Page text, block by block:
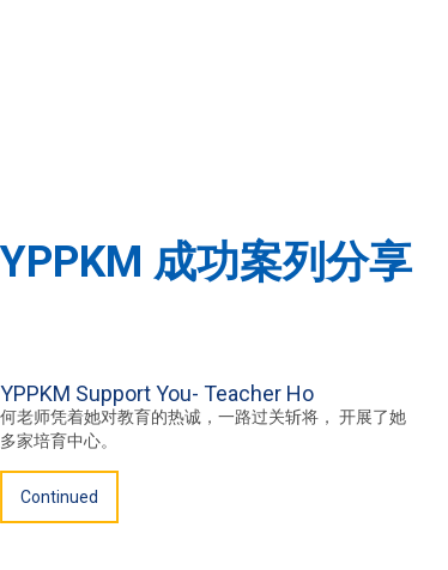
YPPKM 成功案列分享
YPPKM Support You- Teacher Ho
何老师凭着她对教育的热诚，一路过关斩将， 开展了她
多家培育中心。
Continued